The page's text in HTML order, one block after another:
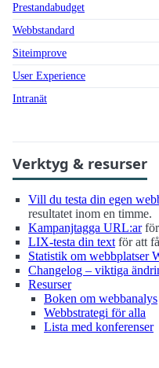
Prestandabudget
Webbstandard
Siteimprove
User Experience
Intranät
Verktyg & resurser
Vill du testa din egen
resultatet inom en timme.
Kampanjtagga URL:arför
LIX-testa din text för att
Statistik om webbplatser
Changelog – viktiga
Resurser
Boken om webbanalys
Webbstrategi för alla
Lista med konferenser